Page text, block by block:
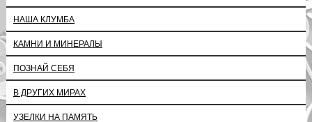
НАША КЛУМБА
КАМНИ И МИНЕРАЛЫ
ПОЗНАЙ СЕБЯ
В ДРУГИХ МИРАХ
УЗЕЛКИ НА ПАМЯТЬ